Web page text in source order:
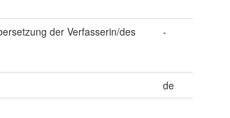
der Verfasserin/des
-
de